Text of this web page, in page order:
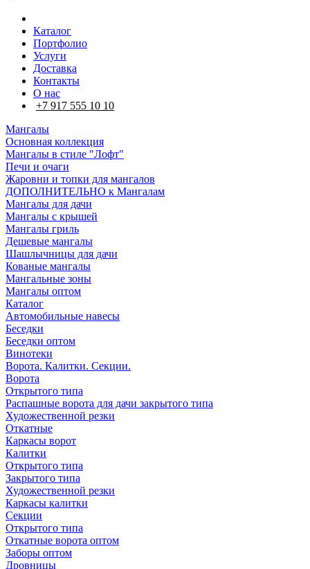
Каталог
Портфолио
Услуги
Доставка
Контакты
О нас
+7 917 555 10 10
Мангалы
Основная коллекция
Мангалы в стиле "Лофт"
Печи и очаги
Жаровни и топки для мангалов
ДОПОЛНИТЕЛЬНО к Мангалам
Мангалы для дачи
Мангалы с крышей
Мангалы гриль
Дешевые мангалы
Шашлычницы для дачи
Кованые мангалы
Мангальные зоны
Мангалы оптом
Каталог
Автомобильные навесы
Беседки
Беседки оптом
Винотеки
Ворота. Калитки. Секции.
Ворота
Открытого типа
Распашные ворота для дачи закрытого типа
Художественной резки
Откатные
Каркасы ворот
Калитки
Открытого типа
Закрытого типа
Художественной резки
Каркасы калитки
Секции
Открытого типа
Откатные ворота оптом
Заборы оптом
Дровницы